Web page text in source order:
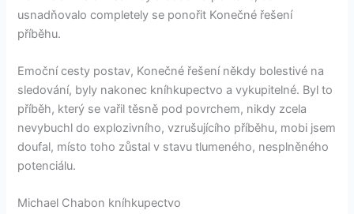
usnadňovalo completely se ponořit Konečné řešení
příběhu.
Emoční cesty postav, Konečné řešení někdy bolestivé na
sledování, byly nakonec kníhkupectvo a vykupitelné. Byl to
příběh, který se vařil těsně pod povrchem, nikdy zcela
nevybuchl do explozivního, vzrušujícího příběhu, mobi jsem
doufal, místo toho zůstal v stavu tlumeného, nesplněného
potenciálu.
Michael Chabon kníhkupectvo